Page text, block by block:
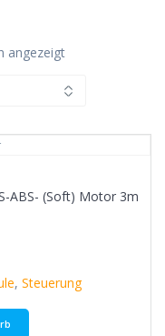
angezeigt
ABS- (Soft) Motor 3m
, Steuerung